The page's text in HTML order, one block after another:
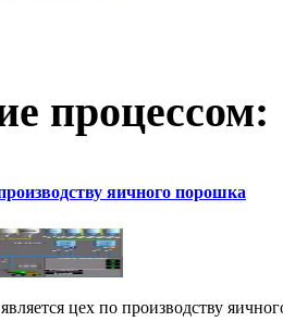
процессом:
яичного порошка
цех по производству